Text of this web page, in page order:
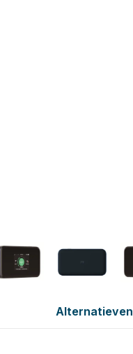
Alternatieven